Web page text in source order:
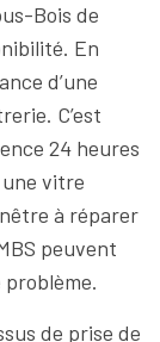
Bois de
En
d’une
C’est
24 heures
vitre
à réparer
peuvent
de prise de